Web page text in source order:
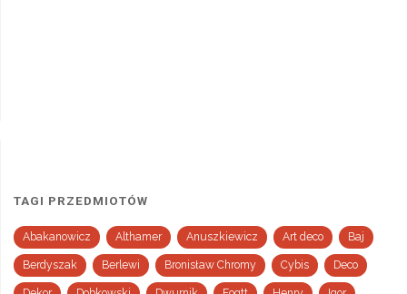
TAGI PRZEDMIOTÓW
Abakanowicz Althamer Anuszkiewicz Art deco Baj
Berdyszak Berlewi Bronisław Chromy Cybis Deco